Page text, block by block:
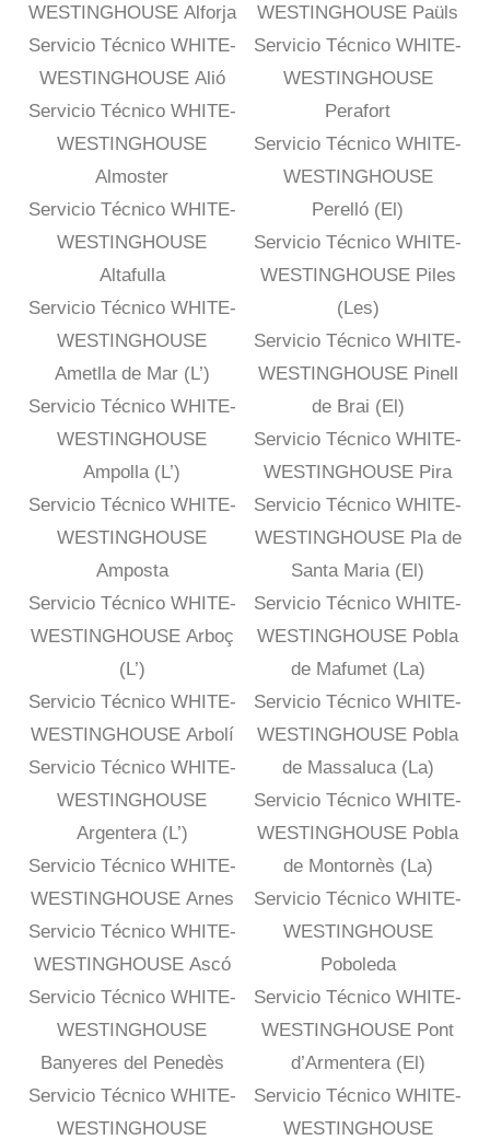
WESTINGHOUSE Alforja
Servicio Técnico WHITE-
WESTINGHOUSE Alió
Servicio Técnico WHITE-
WESTINGHOUSE
Almoster
Servicio Técnico WHITE-
WESTINGHOUSE
Altafulla
Servicio Técnico WHITE-
WESTINGHOUSE
Ametlla de Mar (L’)
Servicio Técnico WHITE-
WESTINGHOUSE
Ampolla (L’)
Servicio Técnico WHITE-
WESTINGHOUSE
Amposta
Servicio Técnico WHITE-
WESTINGHOUSE Arboç
(L’)
Servicio Técnico WHITE-
WESTINGHOUSE Arbolí
Servicio Técnico WHITE-
WESTINGHOUSE
Argentera (L’)
Servicio Técnico WHITE-
WESTINGHOUSE Arnes
Servicio Técnico WHITE-
WESTINGHOUSE Ascó
Servicio Técnico WHITE-
WESTINGHOUSE
Banyeres del Penedès
Servicio Técnico WHITE-
WESTINGHOUSE
WESTINGHOUSE Paüls
Servicio Técnico WHITE-
WESTINGHOUSE
Perafort
Servicio Técnico WHITE-
WESTINGHOUSE
Perelló (El)
Servicio Técnico WHITE-
WESTINGHOUSE Piles
(Les)
Servicio Técnico WHITE-
WESTINGHOUSE Pinell
de Brai (El)
Servicio Técnico WHITE-
WESTINGHOUSE Pira
Servicio Técnico WHITE-
WESTINGHOUSE Pla de
Santa Maria (El)
Servicio Técnico WHITE-
WESTINGHOUSE Pobla
de Mafumet (La)
Servicio Técnico WHITE-
WESTINGHOUSE Pobla
de Massaluca (La)
Servicio Técnico WHITE-
WESTINGHOUSE Pobla
de Montornès (La)
Servicio Técnico WHITE-
WESTINGHOUSE
Poboleda
Servicio Técnico WHITE-
WESTINGHOUSE Pont
d’Armentera (El)
Servicio Técnico WHITE-
WESTINGHOUSE